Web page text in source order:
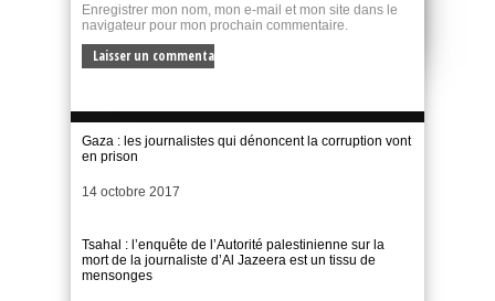
Enregistrer mon nom, mon e-mail et mon site dans le
navigateur pour mon prochain commentaire.
Gaza : les journalistes qui dénoncent la corruption vont
en prison
Date
14 octobre 2017
Tsahal : l’enquête de l’Autorité palestinienne sur la
mort de la journaliste d’Al Jazeera est un tissu de
mensonges